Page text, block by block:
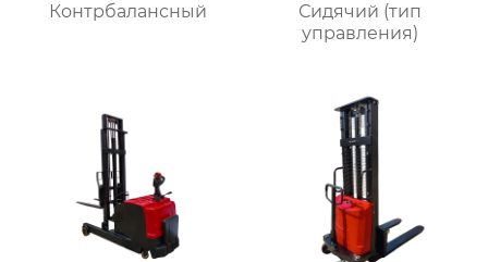
Контрбалансный
Сидячий (тип
управления)